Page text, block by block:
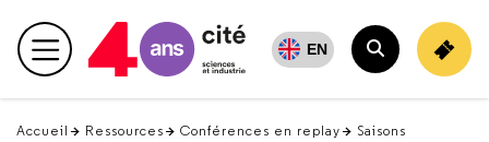
en
haut Menu principal EN
Rechercher
Accueil Ressources Conférences en replay
Saisons